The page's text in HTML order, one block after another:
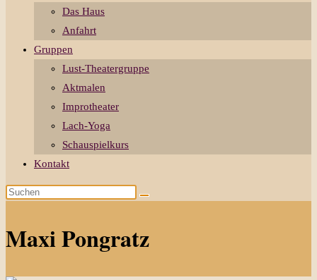
Das Haus
Anfahrt
Gruppen
Lust-Theatergruppe
Aktmalen
Improtheater
Lach-Yoga
Schauspielkurs
Kontakt
Diese
Maxi Pongratz